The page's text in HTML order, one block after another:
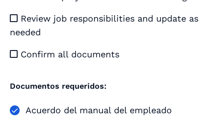
 Review job responsibilities and update as
needed
 Confirm all documents
Documentos requeridos:
Acuerdo del manual del empleado